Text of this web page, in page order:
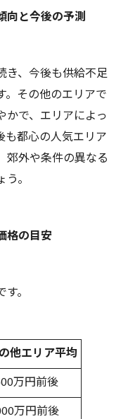
向と今後の予測
き、今後も供給不足
。その他のエリアで
かで、エリアによっ
も都心の人気エリア
郊外や条件の異なる
。
格の目安
。
他エリア平均
万円前後
万円前後